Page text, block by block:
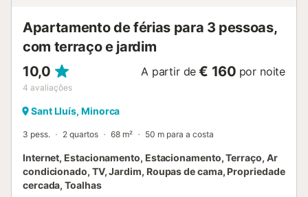
Apartamento de férias para 3 pessoas,
com terraço e jardim
10,0
4 avaliações
A partir de € 160 por noite
Sant Lluís, Minorca
3 pess. 2 quartos 68 m² 50 m para a costa
Internet, Estacionamento, Estacionamento, Terraço, Ar
condicionado, TV, Jardim, Roupas de cama, Propriedade
cercada, Toalhas